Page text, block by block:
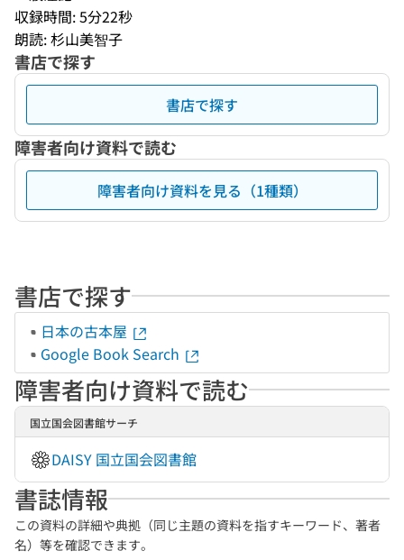
収録時間: 5分22秒
朗読: 杉山美智子
書店で探す
書店で探す
障害者向け資料で読む
障害者向け資料を見る（1種類）
書店で探す
日本の古本屋
Google Book Search
障害者向け資料で読む
国立国会図書館サーチ
DAISY 国立国会図書館
書誌情報
この資料の詳細や典拠（同じ主題の資料を指すキーワード、著者
名）等を確認できます。